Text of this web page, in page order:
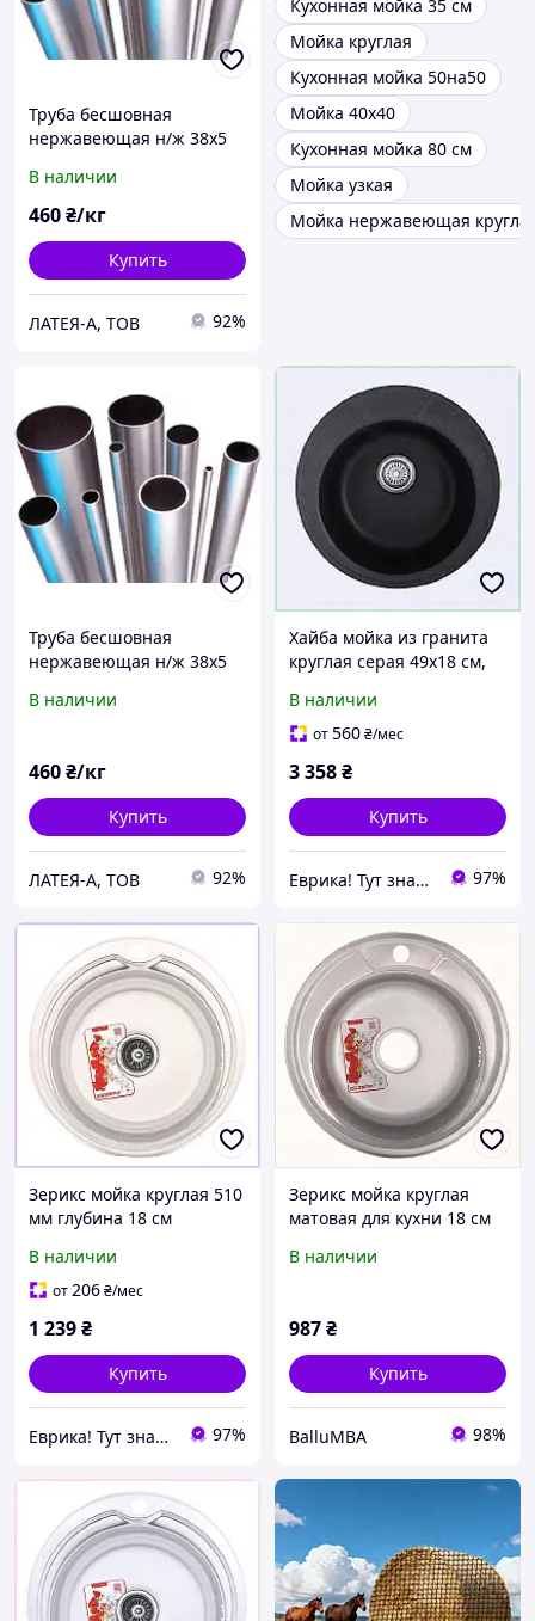
Труба бесшовная
нержавеющая н/ж 38х5
В наличии
460₴/кг
Купить
ЛАТЕЯ-А, ТОВ 92%
Кухонная мойка 35 см
Мойка круглая
Кухонная мойка 50на50
Мойка 40х40
Кухонная мойка 80 см
Мойка узкая
Мойка нержавеющая
Труба бесшовная
нержавеющая н/ж 38х5
В наличии
460₴/кг
Купить
ЛАТЕЯ-А, ТОВ 92%
Хайба мойка из гранита
круглая серая 49х18 см,
В наличии
от560₴/мес
3 358₴
Купить
Еврика! Тут знайдеться все! 97%
Зерикс мойка круглая 510
мм глубина 18 см
В наличии
от206₴/мес
1 239₴
Купить
Еврика! Тут знайдеться все! 97%
Зерикс мойка круглая
матовая для кухни 18 см
В наличии
987₴
Купить
BalluMBA 98%